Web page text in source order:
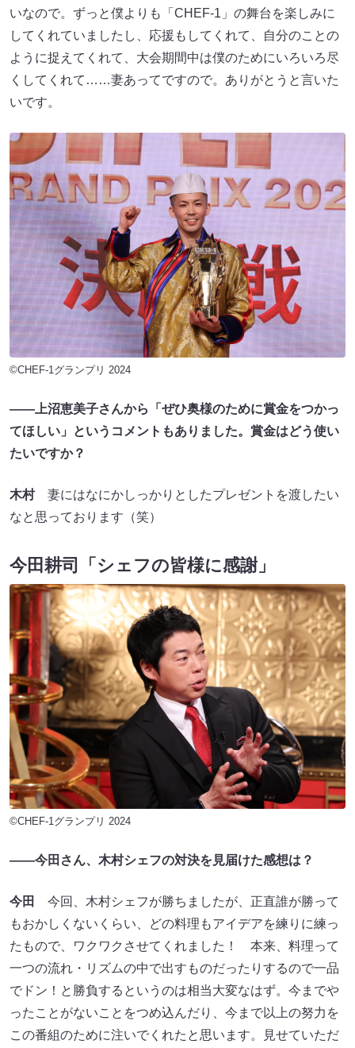
いなので。ずっと僕よりも「CHEF-1」の舞台を楽しみに
してくれていましたし、応援もしてくれて、自分のことの
ように捉えてくれて、大会期間中は僕のためにいろいろ尽
くしてくれて……妻あってですので。ありがとうと言いた
いです。
©CHEF-1グランプリ 2024
――上沼恵美子さんから「ぜひ奥様のために賞金をつかっ
てほしい」というコメントもありました。賞金はどう使い
たいですか？
木村妻にはなにかしっかりとしたプレゼントを渡したい
なと思っております（笑）
今田耕司「シェフの皆様に感謝」
©CHEF-1グランプリ 2024
――今田さん、木村シェフの対決を見届けた感想は？
今田
今回、木村シェフが勝ちましたが、正直誰が勝って
もおかしくないくらい、どの料理もアイデアを練りに練っ
たもので、ワクワクさせてくれました！ 本来、料理って
一つの流れ・リズムの中で出すものだったりするので一品
でドン！と勝負するというのは相当大変なはず。今までや
ったことがないことをつめ込んだり、今まで以上の努力を
この番組のために注いでくれたと思います。見せていただ